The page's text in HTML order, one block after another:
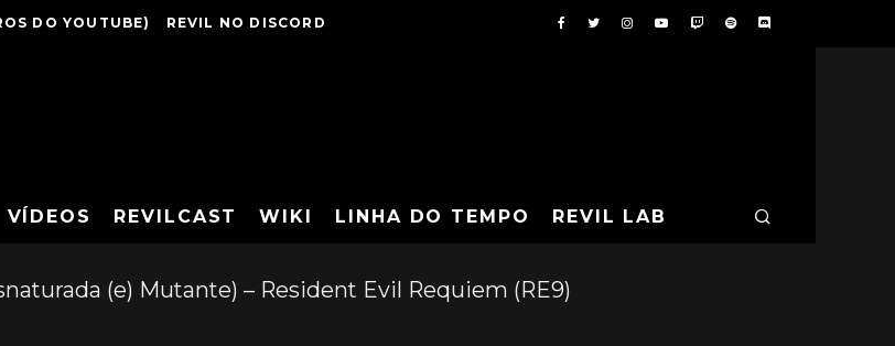
DO YOUTUBE) REVIL NO DISCORD
VÍDEOS REVILCAST WIKI LINHA DO TEMPO REVIL LAB
(e) Mutante) – Resident Evil Requiem (RE9)